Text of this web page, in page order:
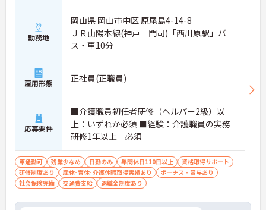
勤務地
岡山県 岡山市中区 原尾島4-14-8
ＪＲ山陽本線(神戸－門司)「西川原駅」バ
ス・車10分
雇用形態 正社員(正職員)
応募要件
■介護職員初任者研修（ヘルパー2級）以
上：いずれか必須 ■経験：介護職員の実務
研修1年以上 必須
車通勤可 残業少なめ 日勤のみ 年間休日110日以上
資格取得サポート
研修制度あり
産休･育休･介護休暇取得実績あり
ボーナス・賞与あり
社会保険完備
交通費支給 退職金制度あり